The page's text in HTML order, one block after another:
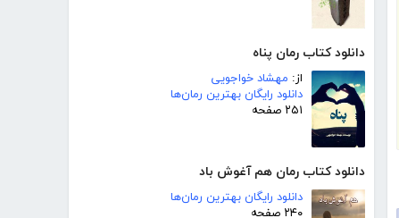
دانلود کتاب رمان پناه
از: مهشاد خواجویی
دانلود رایگان بهترین رمان‌ها
۲۵۱ صفحه
دانلود کتاب رمان هم آغوش باد
دانلود رایگان بهترین رمان‌ها
۲۴۰ صفحه